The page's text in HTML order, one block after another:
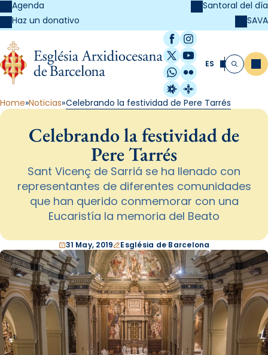
Agenda
Haz un donativo
Santoral del día
SAVA
Facebook
Instagram
X / Twitter
YouTube
WhatsApp
Flickr
Radio Estel
Catalunya
ES Buscar
Home Noticias Celebrando la festividad de Pere Tarrés
Celebrando la festividad de
Pere Tarrés
Sant Vicenç de Sarriá se ha llenado con
representantes de diferentes comunidades
que han querido conmemorar con una
Eucaristía la memoria del Beato
31 May, 2019 Església de Barcelona